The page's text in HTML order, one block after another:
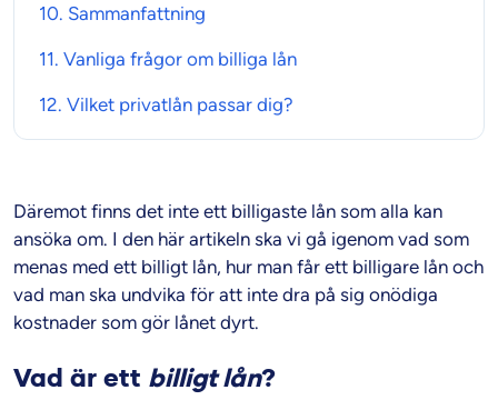
10. Sammanfattning
11. Vanliga frågor om billiga lån
12. Vilket privatlån passar dig?
Däremot finns det inte ett billigaste lån som alla kan
ansöka om. I den här artikeln ska vi gå igenom vad som
menas med ett billigt lån, hur man får ett billigare lån och
vad man ska undvika för att inte dra på sig onödiga
kostnader som gör lånet dyrt.
Vad är ett billigt lån?